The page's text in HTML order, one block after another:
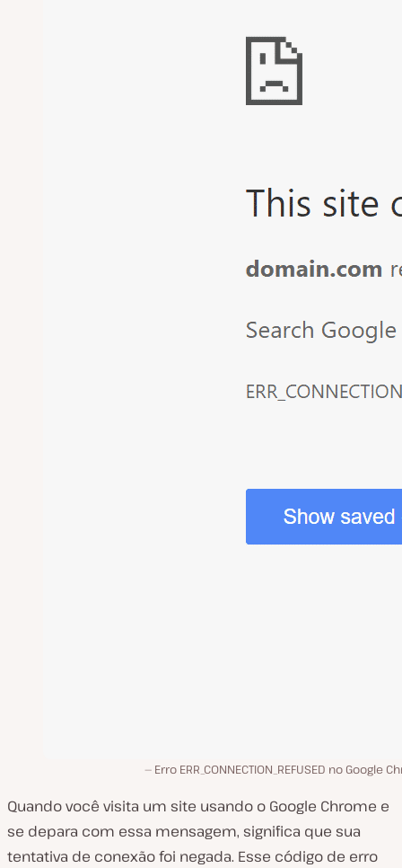
Erro ERR_CONNECTION_REFUSED no Google
Quando você visita um site usando o Google Chrome e
se depara com essa mensagem, significa que sua
tentativa de conexão foi negada. Esse código de erro